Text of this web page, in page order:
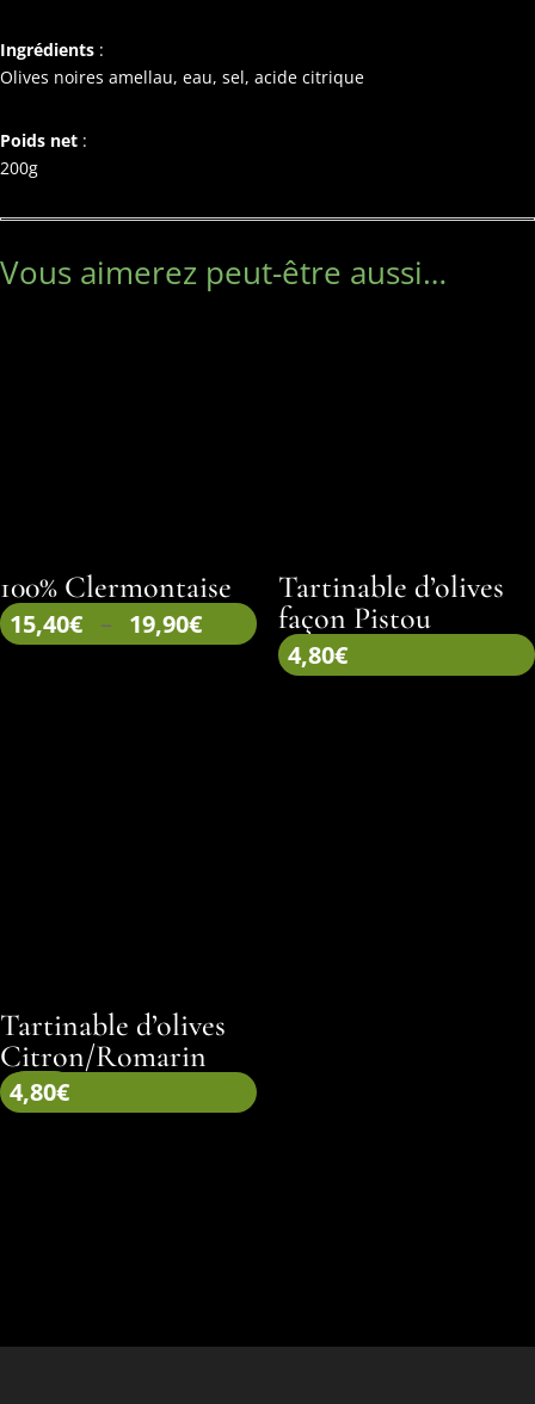
Ingrédients :
Olives noires amellau, eau, sel, acide citrique
Poids net :
200g
Vous aimerez peut-être aussi…
100% Clermontaise
15,40€ – 19,90€
Plage
de
Tartinable d’olives
façon Pistou
4,80€
Tartinable d’olives
Citron/Romarin
4,80€